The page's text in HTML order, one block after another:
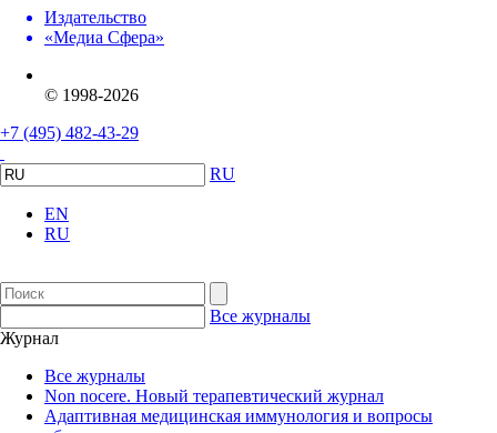
Издательство
«Медиа Сфера»
© 1998-2026
+7 (495) 482-43-29
RU
EN
RU
Все журналы
Журнал
Все журналы
Non nocere. Новый терапевтический журнал
Адаптивная медицинская иммунология и вопросы